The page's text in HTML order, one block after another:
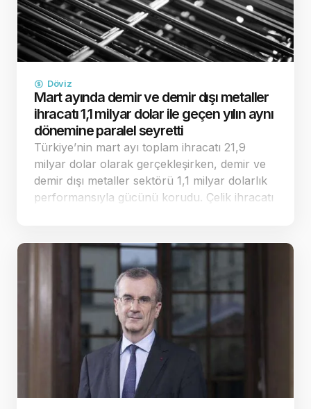
Döviz
Mart ayında demir ve demir dışı metaller
ihracatı 1,1 milyar dolar ile geçen yılın aynı
dönemine paralel seyretti
Türkiye’nin mart ayı toplam ihracatı 21,9
milyar dolar olarak gerçekleşirken, demir ve
demir dışı metaller sektörü 1,1 milyar dolarlık
performansıyla gücünü korudu. Çelik ihracatı